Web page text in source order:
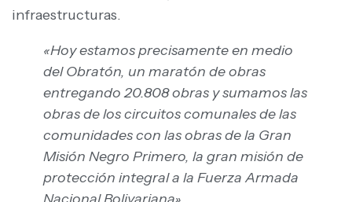
infraestructuras.
«Hoy estamos precisamente en medio
del Obratón, un maratón de obras
entregando 20.808 obras y sumamos las
obras de los circuitos comunales de las
comunidades con las obras de la Gran
Misión Negro Primero, la gran misión de
protección integral a la Fuerza Armada
Nacional Bolivariana».